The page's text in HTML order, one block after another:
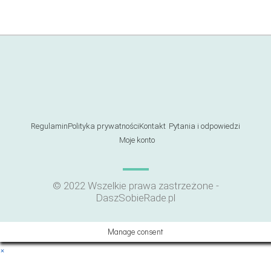
RegulaminPolityka prywatnościKontakt Pytania i odpowiedzi
Moje konto
© 2022 Wszelkie prawa zastrzeżone -
DaszSobieRade.pl
Manage consent
×